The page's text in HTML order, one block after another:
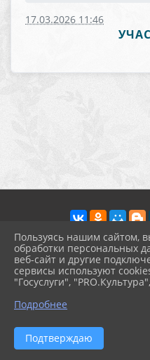
17.03.2026 11:46
2026 г. pokrov-ck.ru
Вход
Карта сайта
Политика обработки
Сделано на KubCMS
Разработка и поддержка
Пользуясь нашим сайтом,
обработки персональных
веб-сайт и другие
сервисы используют
"Госуслуги",
Подробнее
Подтверждаю